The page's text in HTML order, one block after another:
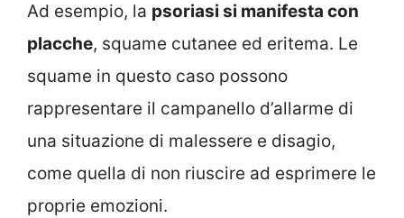
Ad esempio, la psoriasi si manifesta con
placche, squame cutanee ed eritema. Le
squame in questo caso possono
rappresentare il campanello d’allarme di
una situazione di malessere e disagio,
come quella di non riuscire ad esprimere le
proprie emozioni.